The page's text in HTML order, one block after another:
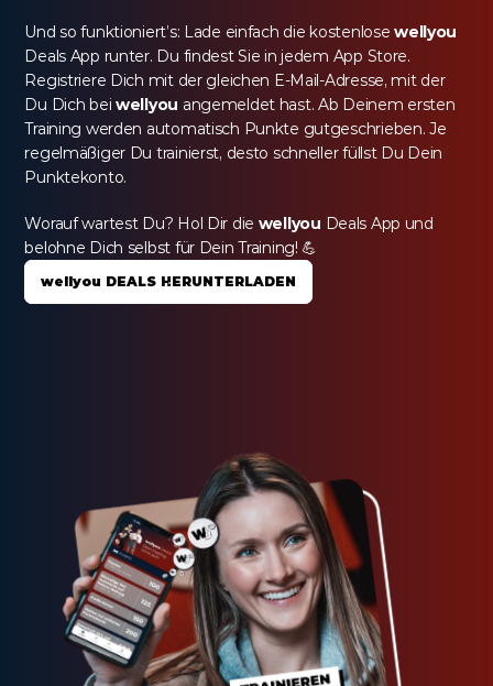
Und so funktioniert’s: Lade einfach die kostenlose wellyou
Deals App runter. Du findest Sie in jedem App Store.
Registriere Dich mit der gleichen E-Mail-Adresse, mit der
Du Dich bei wellyou angemeldet hast. Ab Deinem ersten
Training werden automatisch Punkte gutgeschrieben. Je
regelmäßiger Du trainierst, desto schneller füllst Du Dein
Punktekonto.
Worauf wartest Du? Hol Dir die wellyou Deals App und
belohne Dich selbst für Dein Training! 💪
wellyou DEALS HERUNTERLADEN